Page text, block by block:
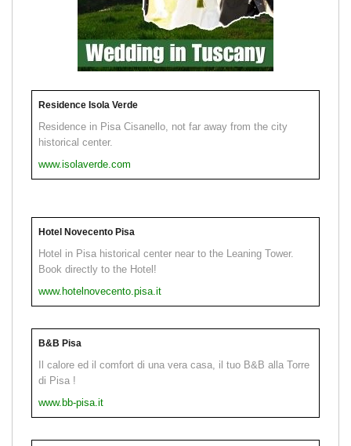
Residence Isola Verde
Residence in Pisa Cisanello, not far away from the city
historical center.
www.isolaverde.com
Hotel Novecento Pisa
Hotel in Pisa historical center near to the Leaning Tower.
Book directly to the Hotel!
www.hotelnovecento.pisa.it
B&B Pisa
Il calore ed il comfort di una vera casa, il tuo B&B alla Torre
di Pisa !
www.bb-pisa.it